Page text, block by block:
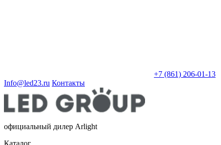
+7 (861) 206-01-13
Info@led23.ru Контакты
официальный дилер Arlight
Каталог